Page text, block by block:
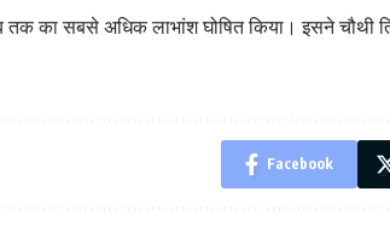
का सबसे अधिक लाभांश घोषित किया। इसने चौथी
Facebook